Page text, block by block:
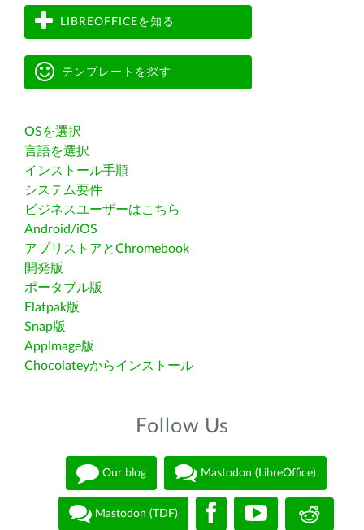
LIBREOFFICEを知る
テンプレートを探す
OSを選択
言語を選択
インストール手順
システム要件
ビジネスユーザーはこちら
Android/iOS
アプリストアとChromebook
開発版
ポータブル版
Flatpak版
Snap版
AppImage版
Chocolateyからインストール
Follow Us
Our blog Mastodon (LibreOffice)
Mastodon (TDF)